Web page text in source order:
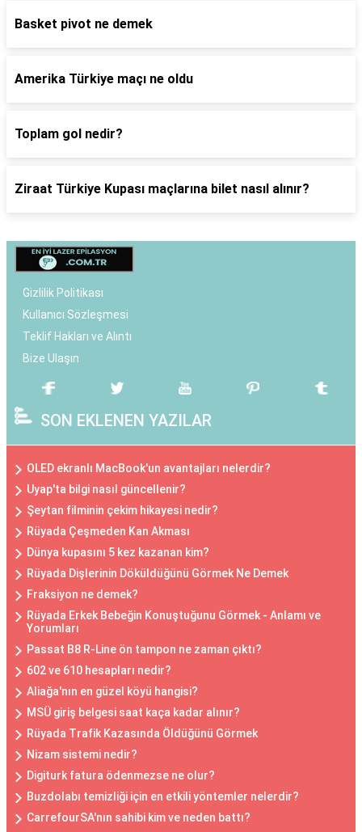
Basket pivot ne demek
Amerika Türkiye maçı ne oldu
Toplam gol nedir?
Ziraat Türkiye Kupası maçlarına bilet nasıl alınır?
Gizlilik Politikası
Kullanıcı Sözleşmesi
Teklif Hakları ve Alıntı
Bize Ulaşın
SON EKLENEN YAZILAR
OLED ekranlı MacBook'un avantajları nelerdir?
Uyap'ta bilgi nasıl güncellenir?
Şeytan filminin çekim hikayesi nedir?
Rüyada Çeşmeden Kan Akması
Dünya kupasını 5 kez kazanan kim?
Rüyada Dişlerinin Döküldüğünü Görmek Ne Demek
Fraksiyon ne demek?
Rüyada Erkek Bebeğin Konuştuğunu Görmek - Anlamı ve
Yorumları
Passat B8 R-Line ön tampon ne zaman çıktı?
602 ve 610 hesapları nedir?
Aliağa'nın en güzel köyü hangisi?
MSÜ giriş belgesi saat kaça kadar alınır?
Rüyada Trafik Kazasında Öldüğünü Görmek
Nizam sistemi nedir?
Digiturk fatura ödenmezse ne olur?
Buzdolabı temizliği için en etkili yöntemler nelerdir?
CarrefourSA'nın sahibi kim ve neden battı?